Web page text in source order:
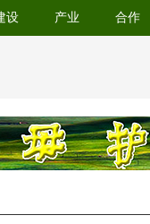
设 产业 合作